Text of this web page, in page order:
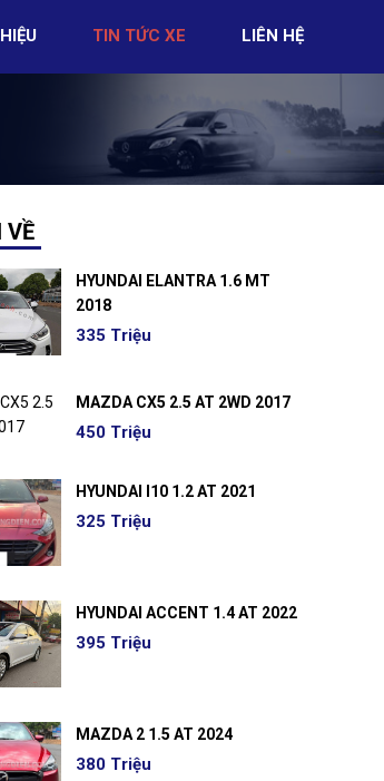
TIN TỨC XE LIÊN HỆ
VỀ
HYUNDAI ELANTRA 1.6 MT
2018
335 Triệu
MAZDA CX5 2.5 AT 2WD 2017
450 Triệu
HYUNDAI I10 1.2 AT 2021
325 Triệu
HYUNDAI ACCENT 1.4 AT 2022
395 Triệu
MAZDA 2 1.5 AT 2024
380 Triệu